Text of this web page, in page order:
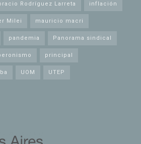
Rodríguez Larreta inflación
Milei mauricio macri
pandemia Panorama sindical
principal
UOM UTEP